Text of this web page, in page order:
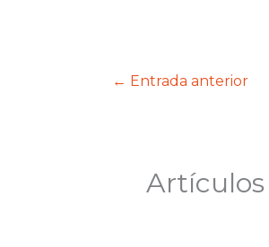
← Entrada anterior